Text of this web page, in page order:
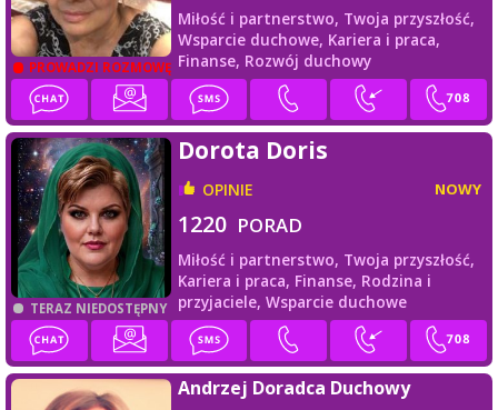
PROWADZI ROZMOWĘ
Miłość i partnerstwo, Twoja przyszłość,
Wsparcie duchowe, Kariera i praca,
Finanse, Rozwój duchowy
TERAZ NIEDOSTĘPNY
Dorota Doris
OPINIE NOWY
1220 PORAD
Miłość i partnerstwo, Twoja przyszłość,
Kariera i praca, Finanse, Rodzina i
przyjaciele, Wsparcie duchowe
Andrzej Doradca Duchowy